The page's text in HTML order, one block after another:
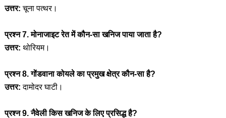
उत्तर: चूना पत्थर।
प्रश्न 7. मोनाजाइट रेत में कौन-सा खनिज पाया जाता है?
उत्तर: थोरियम।
प्रश्न 8. गोंडवाना कोयले का प्रमुख क्षेत्र कौन-सा है?
उत्तर: दामोदर घाटी।
प्रश्न 9. नैवेली किस खनिज के लिए प्रसिद्ध है?